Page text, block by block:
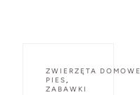
ZWIERZĘTA DOMOWE
PIES,
ZABAWKI